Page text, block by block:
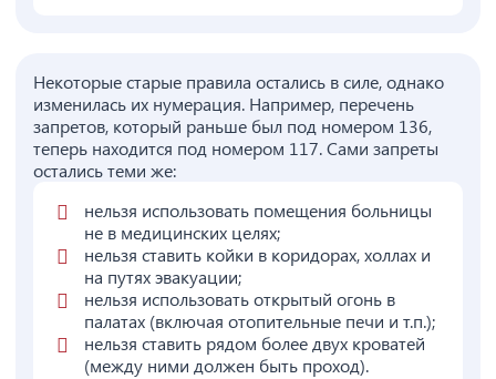
Некоторые старые правила остались в силе, однако
изменилась их нумерация. Например, перечень
запретов, который раньше был под номером 136,
теперь находится под номером 117. Сами запреты
остались теми же:
нельзя использовать помещения больницы
не в медицинских целях;
нельзя ставить койки в коридорах, холлах и
на путях эвакуации;
нельзя использовать открытый огонь в
палатах (включая отопительные печи и т.п.);
нельзя ставить рядом более двух кроватей
(между ними должен быть проход).